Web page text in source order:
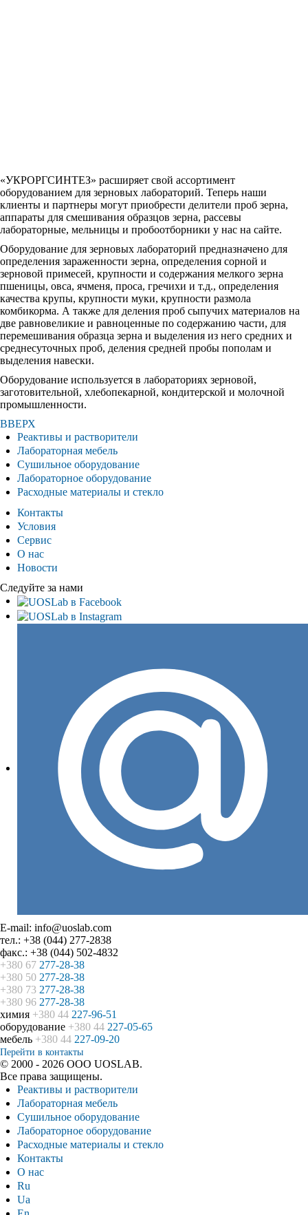
«УКРОРГСИНТЕЗ» расширяет свой ассортимент
оборудованием для зерновых лабораторий. Теперь наши
клиенты и партнеры могут приобрести делители проб зерна,
аппараты для смешивания образцов зерна, рассевы
лабораторные, мельницы и пробоотборники у нас на сайте.
Оборудование для зерновых лабораторий предназначено для
определения зараженности зерна, определения сорной и
зерновой примесей, крупности и содержания мелкого зерна
пшеницы, овса, ячменя, проса, гречихи и т.д., определения
качества крупы, крупности муки, крупности размола
комбикорма. А также для деления проб сыпучих материалов на
две равновеликие и равноценные по содержанию части, для
перемешивания образца зерна и выделения из него средних и
среднесуточных проб, деления средней пробы пополам и
выделения навески.
Оборудование используется в лабораториях зерновой,
заготовительной, хлебопекарной, кондитерской и молочной
промышленности.
ВВЕРХ
Реактивы и растворители
Лабораторная мебель
Сушильное оборудование
Лабораторное оборудование
Расходные материалы и стекло
Контакты
Условия
Сервис
О нас
Новости
Следуйте за нами
E-mail: info@uoslab.com
тел.: +38 (044) 277-2838
факс.: +38 (044) 502-4832
+380 67 277-28-38
+380 50 277-28-38
+380 73 277-28-38
+380 96 277-28-38
химия +380 44 227-96-51
оборудование +380 44 227-05-65
мебель +380 44 227-09-20
Перейти в контакты
© 2000 - 2026 ООО UOSLAB.
Все права защищены.
Реактивы и растворители
Лабораторная мебель
Сушильное оборудование
Лабораторное оборудование
Расходные материалы и стекло
Контакты
О нас
Ru
Ua